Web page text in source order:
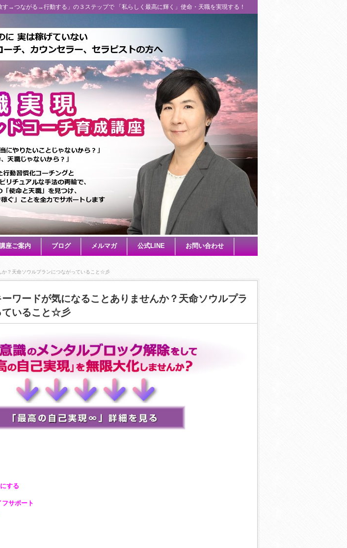
→つながる→行動する」の３ステップで 「私らしく最高に輝く」使命・天職を実現する！
座ご案内 ブログ メルマガ 公式LINE お問い合わせ
？天命ソウルプランにつながっていること☆彡
ワードが気になることありませんか？天命ソウルプラ
ていること☆彡
する
サポート